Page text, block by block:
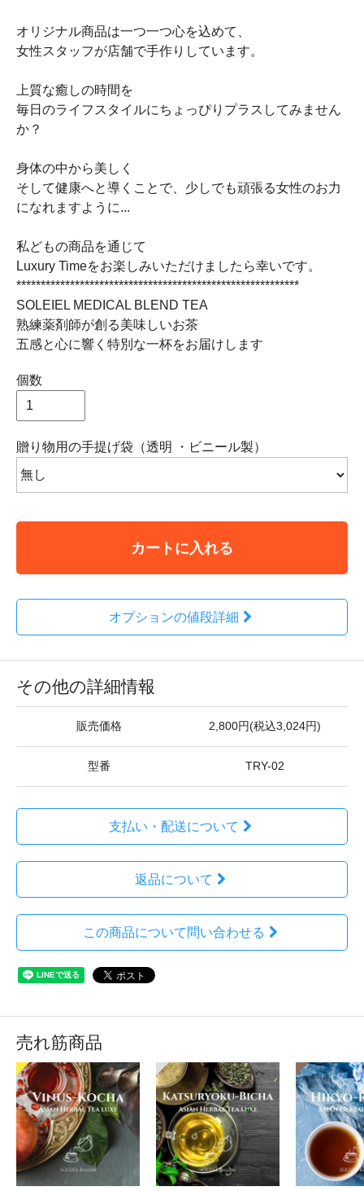
オリジナル商品は一つ一つ心を込めて、
女性スタッフが店舗で手作りしています。
上質な癒しの時間を
毎日のライフスタイルにちょっぴりプラスしてみません
か？
身体の中から美しく
そして健康へと導くことで、少しでも頑張る女性のお力
になれますように...
私どもの商品を通じて
Luxury Timeをお楽しみいただけましたら幸いです。
**********************************************************
SOLEIEL MEDICAL BLEND TEA
熟練薬剤師が創る美味しいお茶
五感と心に響く特別な一杯をお届けします
個数
贈り物用の手提げ袋（透明 ・ビニール製）
カートに入れる
オプションの値段詳細
その他の詳細情報
販売価格 2,800円(税込3,024円)
型番 TRY-02
支払い・配送について
返品について
この商品について問い合わせる
売れ筋商品